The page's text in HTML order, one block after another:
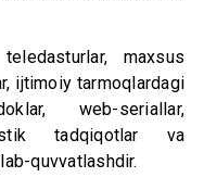
maxsus
ijtimoiy tarmoqlardagi
web-seriallar,
tadqiqotlar va
quvvatlashdir.